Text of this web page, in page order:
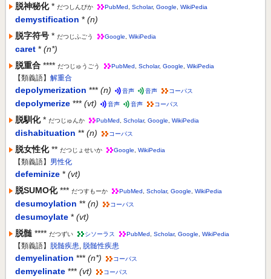
脱神秘化 * だつしんぴか PubMed Scholar, Google WikiPedia
demystification * (n)
脱字符号 * だつじふごう Google WikiPedia
caret * (n*)
脱重合 **** だつじゅうごう PubMed Scholar, Google WikiPedia
【類義語】 解重合
depolymerization *** (n) 音声 音声 コーパス
depolymerize *** (vt) 音声 音声 コーパス
脱馴化 * だつじゅんか PubMed Scholar, Google WikiPedia
dishabituation ** (n) コーパス
脱女性化 ** だつじょせいか Google WikiPedia
【類義語】 男性化
defeminize * (vt)
脱SUMO化 *** だつすもーか PubMed Scholar, Google WikiPedia
desumoylation ** (n) コーパス
desumoylate * (vt)
脱髄 **** だつずい シソーラス PubMed Scholar, Google WikiPedia
【類義語】 脱髄疾患 脱髄性疾患
demyelination *** (n*) コーパス
demyelinate *** (vt) コーパス